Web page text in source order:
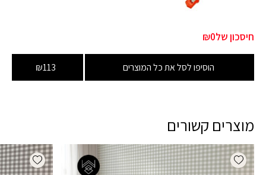
חיסכון של₪0
הוסיפו לסל את כל המוצרים ₪113
מוצרים קשורים
Add wishlist
wishlist